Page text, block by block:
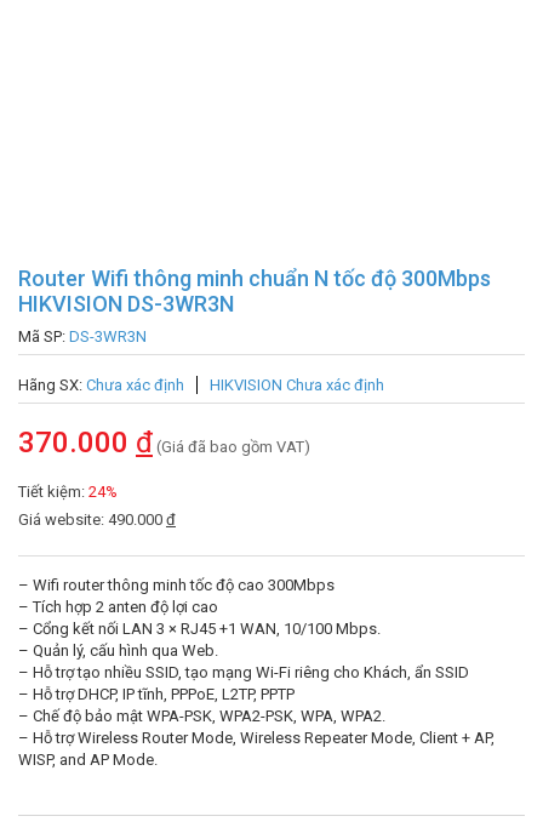
Router Wifi thông minh chuẩn N tốc độ 300Mbps
HIKVISION DS-3WR3N
Mã SP: DS-3WR3N
Hãng SX: Chưa xác định HIKVISION Chưa xác định
370.000 đ (Giá đã bao gồm VAT)
Tiết kiệm: 24%
Giá website: 490.000 đ
– Wifi router thông minh tốc độ cao 300Mbps
– Tích hợp 2 anten độ lợi cao
– Cổng kết nối LAN 3 × RJ45 +1 WAN, 10/100 Mbps.
– Quản lý, cấu hình qua Web.
– Hỗ trợ tạo nhiều SSID, tạo mạng Wi-Fi riêng cho Khách, ẩn SSID
– Hỗ trợ DHCP, IP tĩnh, PPPoE, L2TP, PPTP
– Chế độ bảo mật WPA-PSK, WPA2-PSK, WPA, WPA2.
– Hỗ trợ Wireless Router Mode, Wireless Repeater Mode, Client + AP,
WISP, and AP Mode.